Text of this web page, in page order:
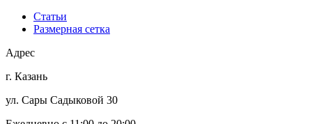
Статьи
Размерная сетка
Адрес
г. Казань
ул. Сары Садыковой 30